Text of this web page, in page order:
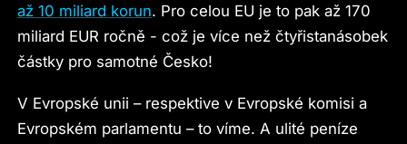
až 10 miliard korun. Pro celou EU je to pak až 170
miliard EUR ročně - což je více než čtyřistanásobek
částky pro samotné Česko!
V Evropské unii – respektive v Evropské komisi a
Evropském parlamentu – to víme. A ulité peníze